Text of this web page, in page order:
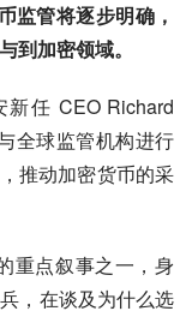
监管将逐步明确，
到加密领域。
任 CEO Richard
全球监管机构进行
推动加密货币的采
重点叙事之一，身
，在谈及为什么选